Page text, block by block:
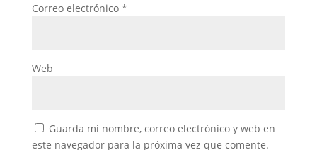
Correo electrónico *
Web
Guarda mi nombre, correo electrónico y web en
este navegador para la próxima vez que comente.